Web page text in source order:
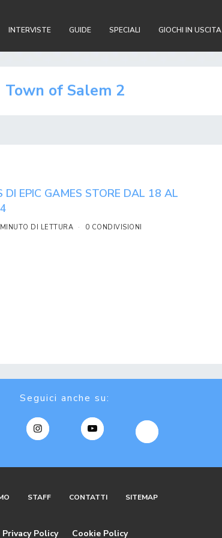
INTERVISTE GUIDE SPECIALI GIOCHI IN USCITA
Town of Salem 2
DI EPIC GAMES STORE DAL 18 AL
DI LETTURA 0 CONDIVISIONI
Seguici anche su:
STAFF CONTATTI SITEMAP
Privacy Policy Cookie Policy